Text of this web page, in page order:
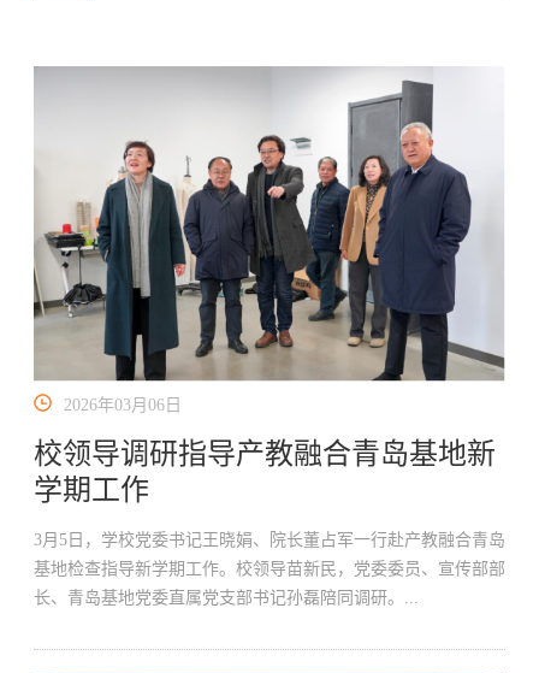
2026年03月06日
校领导调研指导产教融合青岛基地新
学期工作
3月5日，学校党委书记王晓娟、院长董占军一行赴产教融合青岛
基地检查指导新学期工作。校领导苗新民，党委委员、宣传部部
长、青岛基地党委直属党支部书记孙磊陪同调研。...